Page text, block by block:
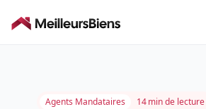
Agents Mandataires 14min de lecture